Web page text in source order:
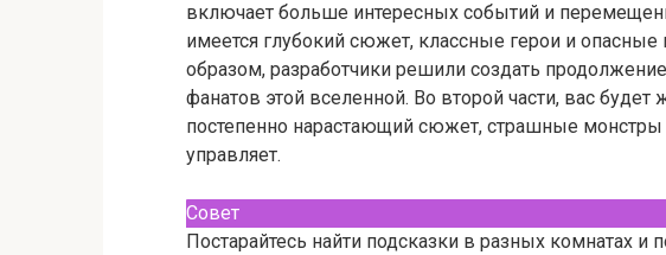
включает больше интересных событий и
имеется глубокий сюжет, классные герои и
образом, разработчики решили создать
фанатов этой вселенной. Во второй части, вас
постепенно нарастающий сюжет, страшные
управляет.
Совет
Постарайтесь найти подсказки в разных комнатах и